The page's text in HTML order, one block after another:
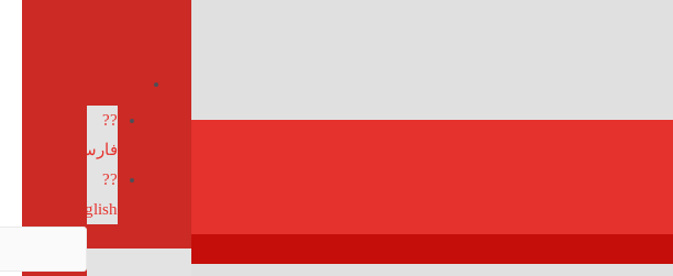
??
فارسی
??
English